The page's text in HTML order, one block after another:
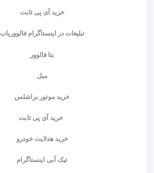
خرید آی پی ثابت
تبلیغات در اینستاگرام فالووریاب
بتا فالوور
مبل
خرید موتور براشلس
خرید آی پی ثابت
خرید هدلایت خودرو
تیک آبی اینستاگرام